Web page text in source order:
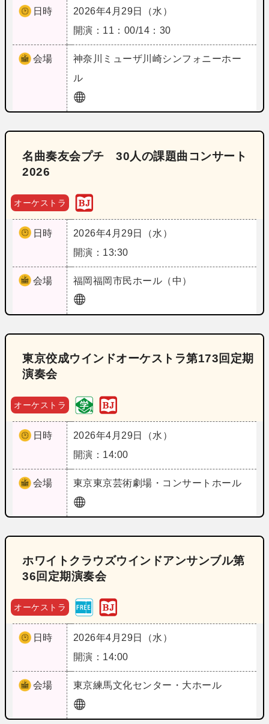
日時
2026年4月29日（水）
開演：11：00/14：30
会場 神奈川
ミューザ川崎シンフォニーホー
ル
名曲奏友会プチ 30人の課題曲コンサート
2026
オーケストラ
日時
2026年4月29日（水）
開演：13:30
会場 福岡福岡市民ホール（中）
東京佼成ウインドオーケストラ第173回定期
演奏会
オーケストラ
日時
2026年4月29日（水）
開演：14:00
会場 東京東京芸術劇場・コンサートホール
ホワイトクラウズウインドアンサンブル第
36回定期演奏会
オーケストラ
日時
2026年4月29日（水）
開演：14:00
会場 東京練馬文化センター・大ホール